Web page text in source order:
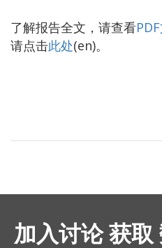
了解报告全文，请查看
请点击此处(en)。
加入讨论 获取